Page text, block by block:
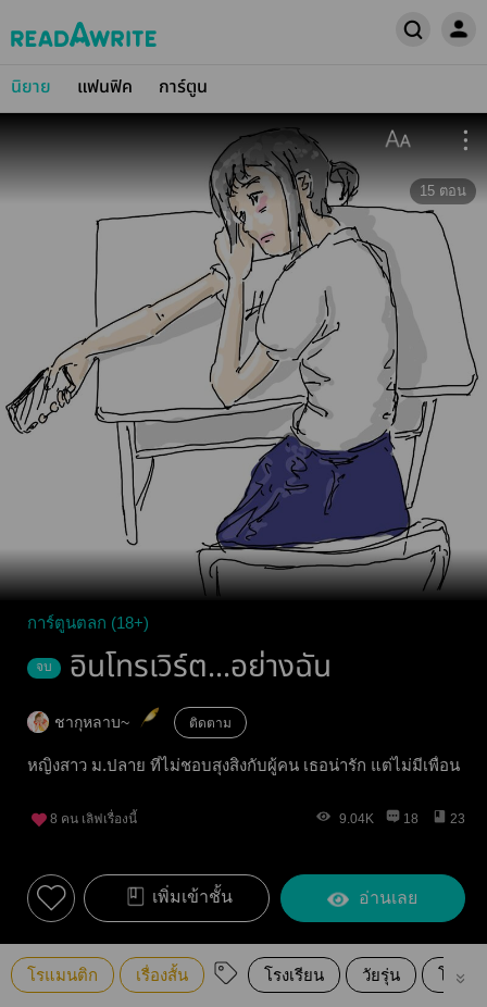
นิยาย แฟนฟิค การ์ตูน
15 ตอน
การ์ตูนตลก (18+)
จบ อินโทรเวิร์ต...อย่างฉัน
ชากุหลาบ~ ติดตาม
หญิงสาว ม.ปลาย ที่ไม่ชอบสุงสิงกับผู้คน เธอน่ารัก แต่ไม่มีเพื่อน
8 คน เลิฟเรื่องนี้ 9.04K 18 23
เพิ่มเข้าชั้น อ่านเลย
โรแมนติก เรื่องสั้น โรงเรียน วัยรุ่น โรแม